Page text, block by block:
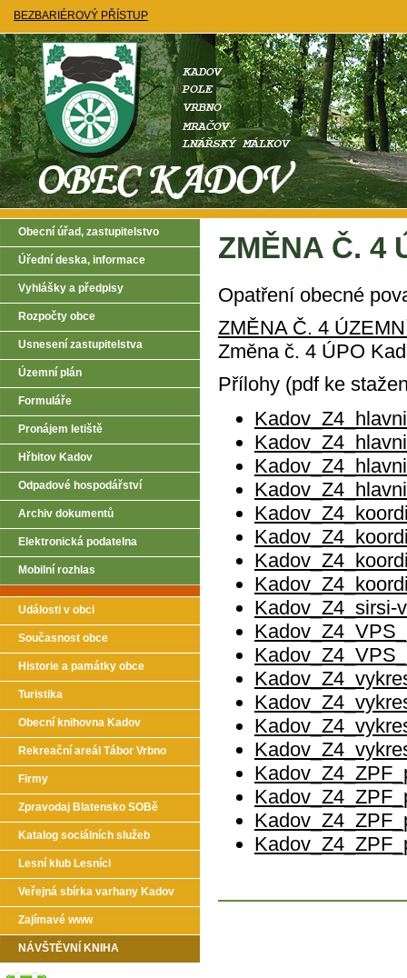
BEZBARIÉROVÝ PŘÍSTUP
ZMĚNA Č. 4
Opatření obecné
ZMĚNA Č. 4
Změna č. 4 ÚPO
Přílohy (pdf ke
Kadov_Z4_sirsi-
Obecní úřad, zastupitelstvo
Úřední deska, informace
Vyhlášky a předpisy
Rozpočty obce
Usnesení zastupitelstva
Územní plán
Formuláře
Pronájem letiště
Hřbitov Kadov
Odpadové hospodářství
Archiv dokumentů
Elektronická podatelna
Mobilní rozhlas
Události v obci
Současnost obce
Historie a památky obce
Turistika
Obecní knihovna Kadov
Rekreační areál Tábor Vrbno
Firmy
Zpravodaj Blatensko SOBě
Katalog sociálních služeb
Lesní klub Lesníci
Veřejná sbírka varhany Kadov
Zajímavé www
NÁVŠTĚVNÍ KNIHA